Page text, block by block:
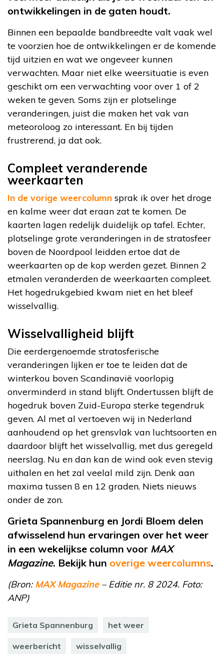
ontwikkelingen in de gaten houdt.
Binnen een bepaalde bandbreedte valt vaak wel
te voorzien hoe de ontwikkelingen er de komende
tijd uitzien en wat we ongeveer kunnen
verwachten. Maar niet elke weersituatie is even
geschikt om een verwachting voor over 1 of 2
weken te geven. Soms zijn er plotselinge
veranderingen, juist die maken het vak van
meteoroloog zo interessant. En bij tijden
frustrerend, ja dat ook.
Compleet veranderende
weerkaarten
In de vorige weercolumn sprak ik over het droge
en kalme weer dat eraan zat te komen. De
kaarten lagen redelijk duidelijk op tafel. Echter,
plotselinge grote veranderingen in de stratosfeer
boven de Noordpool leidden ertoe dat de
weerkaarten op de kop werden gezet. Binnen 2
etmalen veranderden de weerkaarten compleet.
Het hogedrukgebied kwam niet en het bleef
wisselvallig.
Wisselvalligheid blijft
Die eerdergenoemde stratosferische
veranderingen lijken er toe te leiden dat de
winterkou boven Scandinavië voorlopig
onverminderd in stand blijft. Ondertussen blijft de
hogedruk boven Zuid-Europa sterke tegendruk
geven. Al met al vertoeven wij in Nederland
aanhoudend op het grensvlak van luchtsoorten en
daardoor blijft het wisselvallig, met dus geregeld
neerslag. Nu en dan kan de wind ook even stevig
uithalen en het zal veelal mild zijn. Denk aan
maxima tussen 8 en 12 graden. Niets nieuws
onder de zon.
Grieta Spannenburg en Jordi Bloem delen
afwisselend hun ervaringen over het weer
in een wekelijkse column voor MAX
Magazine. Bekijk hun overige weercolumns.
(Bron:MAX Magazine– Editie nr. 8 2024. Foto:
ANP)
Grieta Spannenburg het weer
weerbericht wisselvallig